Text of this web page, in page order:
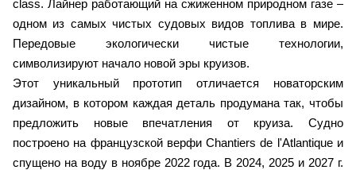
class. Лайнер работающий на сжиженном природном газе –
одном из самых чистых судовых видов топлива в мире.
Передовые экологически чистые технологии,
символизируют начало новой эры круизов.
Этот уникальный прототип отличается новаторским
дизайном, в котором каждая деталь продумана так, чтобы
предложить новые впечатления от круиза. Судно
построено на французской верфи Chantiers de l'Atlantique и
спущено на воду в ноябре 2022 года. В 2024, 2025 и 2027 г.